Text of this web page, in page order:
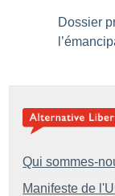
Dossier
Qui sommes-
Manifeste de